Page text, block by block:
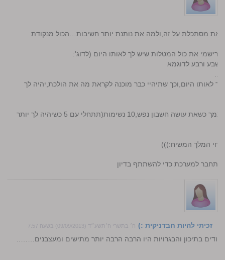
את מסתכלת על זה,ולמה את נותנת יותר חשיבות…הכול מנקודת
רישמי את כול המטלות שיש לך לאותו היום (לדוג':
שבע ורבע לדוגמא
לאותו היום,וכך שתיהיי כבר מוכנה לקראת מה את הולכת,יהיה לך
ועוד טיפ ממש קטנטן..:קחי לעצמך כשאת עושה חשבון נפש,10 נשימות(תתחלי עם 5 כשיהיה לך יותר
המלך המשיח:)))
התחבר למערכת כדי להשתתף בדיון
זכיתי להיות חבדניקית :) ה׳ בתשרי ה׳תשע״ד (09/09/2013) בשעה 7:57
בתיכון והבגרויות היו הרבה הרבה יותר מתישים ומעצבנים……..